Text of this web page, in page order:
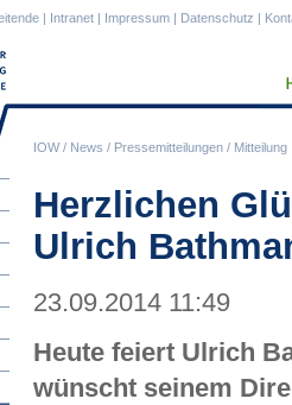
IOW/ News / Pressemitteilungen / Mitteilung
| Intranet | Impressum | Datenschutz |
Herzlichen
Ulrich
23.09.2014 11:49
Heute feiert Ulrich
wünscht seinem